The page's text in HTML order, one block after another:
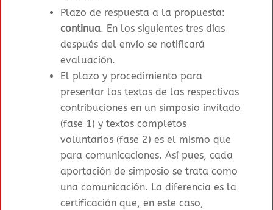
Plazo de respuesta a la propuesta:
continua. En los siguientes tres días
después del envío se notificará
evaluación.
El plazo y procedimiento para
presentar los textos de las respectivas
contribuciones en un simposio invitado
(fase 1) y textos completos
voluntarios (fase 2) es el mismo que
para comunicaciones. Así pues, cada
aportación de simposio se trata como
una comunicación. La diferencia es la
certificación que, en este caso,